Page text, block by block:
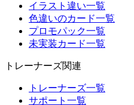
イラスト違い一覧
色違いのカード一覧
プロモパック一覧
未実装カード一覧
トレーナーズ関連
トレーナーズ一覧
サポート一覧